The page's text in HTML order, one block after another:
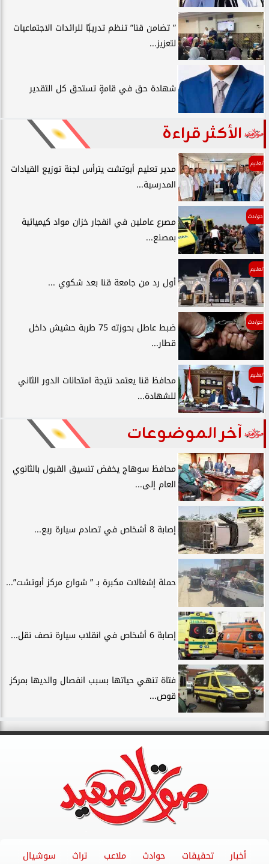
” تضامن قنا” تنظم تدريبًا للرائدات الاجتماعيات
لتعزيز...
شهادة حق في قامةٍ تستحق كل التقدير
الأكثر قراءة
تعليم
مدير تعليم أبوتشت يترأس لجنة توزيع القيادات
المدرسية...
حوادث
مصرع عاملين في انفجار خزان مواد كيميائية
بمصنع...
تعليم
أول رد من جامعة قنا بعد شكوي ...
حوادث
ضبط عاطل بحوزته 75 طربة حشيش داخل
قطار...
تعليم
محافظ قنا يعتمد نتيجة امتحانات الدور الثاني
للشهادة...
آخر الموضوعات
محافظ سوهاج يخفض تنسيق القبول بالثانوي
العام إلى...
إصابة 8 أشخاص في تصادم سيارة ربع...
حملة إشغالات مكبرة بـ ” شوارع مركز أبوتشت”...
إصابة 6 أشخاص في انقلاب سيارة نصف نقل...
فتاة تنهي حياتها بسبب انفصال والديها بمركز
قوص...
أخبار تحقيقات حوادث ملاعب تراث سوشيال